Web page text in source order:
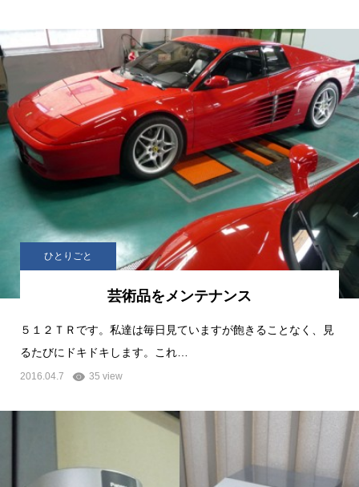
ひとりごと
芸術品をメンテナンス
５１２ＴＲです。私達は毎日見ていますが飽きることなく、見
るたびにドキドキします。これ…
2016.04.7 35 view